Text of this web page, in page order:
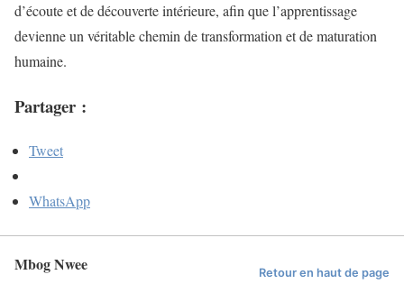
d’écoute et de découverte intérieure, afin que l’apprentissage
devienne un véritable chemin de transformation et de maturation
humaine.
Partager :
Tweet
WhatsApp
Mbog Nwee Retour en haut de page